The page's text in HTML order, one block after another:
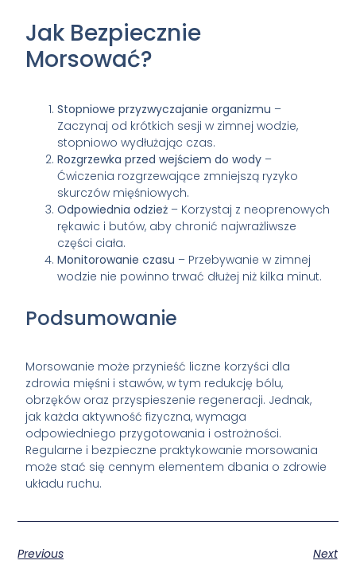
Jak Bezpiecznie
Morsować?
Stopniowe przyzwyczajanie organizmu –
Zaczynaj od krótkich sesji w zimnej wodzie,
stopniowo wydłużając czas.
Rozgrzewka przed wejściem do wody –
Ćwiczenia rozgrzewające zmniejszą ryzyko
skurczów mięśniowych.
Odpowiednia odzież – Korzystaj z neoprenowych
rękawic i butów, aby chronić najwrażliwsze
części ciała.
Monitorowanie czasu – Przebywanie w zimnej
wodzie nie powinno trwać dłużej niż kilka minut.
Podsumowanie
Morsowanie może przynieść liczne korzyści dla
zdrowia mięśni i stawów, w tym redukcję bólu,
obrzęków oraz przyspieszenie regeneracji. Jednak,
jak każda aktywność fizyczna, wymaga
odpowiedniego przygotowania i ostrożności.
Regularne i bezpieczne praktykowanie morsowania
może stać się cennym elementem dbania o zdrowie
układu ruchu.
Previous Next